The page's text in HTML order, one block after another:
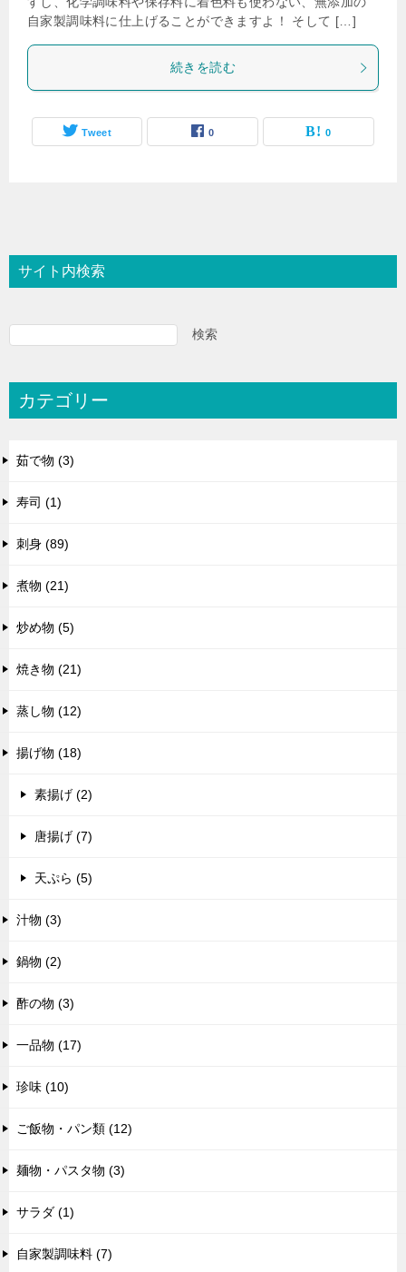
自家製調味料に仕上げることができますよ！ そして […]
続きを読む
Tweet 0 0
サイト内検索
検索
カテゴリー
茹で物 (3)
寿司 (1)
刺身 (89)
煮物 (21)
炒め物 (5)
焼き物 (21)
蒸し物 (12)
揚げ物 (18)
素揚げ (2)
唐揚げ (7)
天ぷら (5)
汁物 (3)
鍋物 (2)
酢の物 (3)
一品物 (17)
珍味 (10)
ご飯物・パン類 (12)
麺物・パスタ物 (3)
サラダ (1)
自家製調味料 (7)